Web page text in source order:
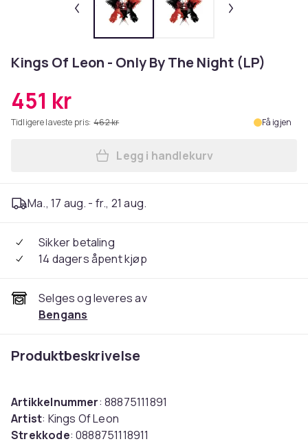
Kings Of Leon - Only By The Night (LP)
451 kr
Tidligere laveste pris: 462 kr Få igjen
Legg Kings Of Leon - Only
Legg i handlekurv
Ma., 17 aug. - fr., 21 aug.
Sikker betaling
14 dagers åpent kjøp
Selges og leveres av
Bengans
Produktbeskrivelse
Artikkelnummer: 88875111891
Artist: Kings Of Leon
Strekkode: 0888751118911